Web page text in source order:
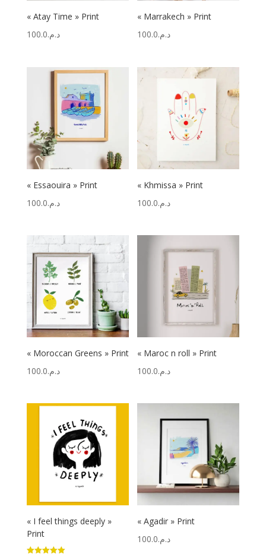
« Atay Time » Print
د.م.100.0
« Marrakech » Print
د.م.100.0
« Essaouira » Print
د.م.100.0
« Khmissa » Print
د.م.100.0
« Moroccan Greens » Print
د.م.100.0
« Maroc n roll » Print
د.م.100.0
« I feel things deeply »
Print
« Agadir » Print
د.م.100.0